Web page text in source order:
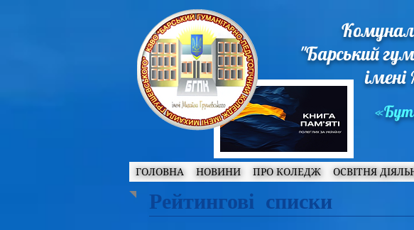
"Барський
ГОЛОВНА НОВИНИ ПРО КОЛЕДЖ ОСВІТНЯ
Рейтингові списки